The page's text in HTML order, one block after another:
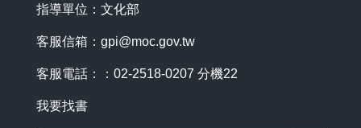
指導單位：文化部
客服信箱： gpi@moc.gov.tw
客服電話：：02-2518-0207 分機22
我要找書